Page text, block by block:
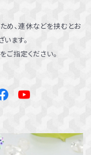
め、連休などを挟むとお
ます。
ご指定ください。